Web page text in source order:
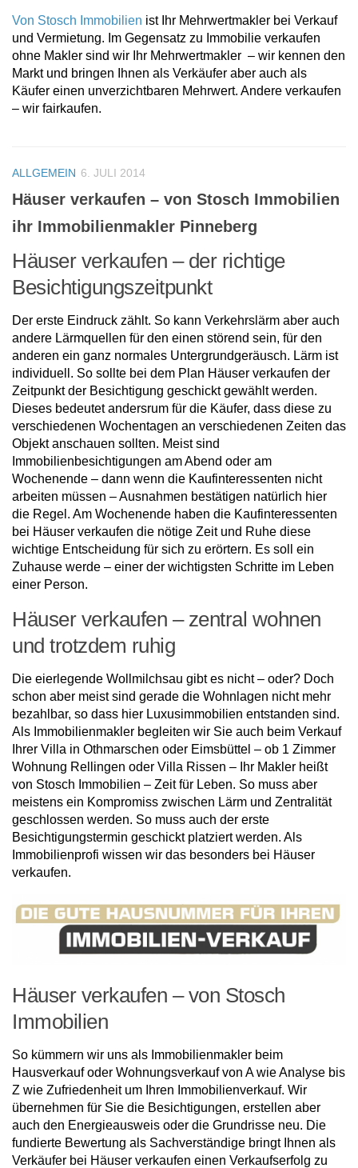
Von Stosch Immobilien ist Ihr Mehrwertmakler bei Verkauf
und Vermietung. Im Gegensatz zu Immobilie verkaufen
ohne Makler sind wir Ihr Mehrwertmakler – wir kennen den
Markt und bringen Ihnen als Verkäufer aber auch als
Käufer einen unverzichtbaren Mehrwert. Andere verkaufen
– wir fairkaufen.
ALLGEMEIN 6. JULI 2014
Häuser verkaufen – von Stosch Immobilien
ihr Immobilienmakler Pinneberg
Häuser verkaufen – der richtige
Besichtigungszeitpunkt
Der erste Eindruck zählt. So kann Verkehrslärm aber auch
andere Lärmquellen für den einen störend sein, für den
anderen ein ganz normales Untergrundgeräusch. Lärm ist
individuell. So sollte bei dem Plan Häuser verkaufen der
Zeitpunkt der Besichtigung geschickt gewählt werden.
Dieses bedeutet andersrum für die Käufer, dass diese zu
verschiedenen Wochentagen an verschiedenen Zeiten das
Objekt anschauen sollten. Meist sind
Immobilienbesichtigungen am Abend oder am
Wochenende – dann wenn die Kaufinteressenten nicht
arbeiten müssen – Ausnahmen bestätigen natürlich hier
die Regel. Am Wochenende haben die Kaufinteressenten
bei Häuser verkaufen die nötige Zeit und Ruhe diese
wichtige Entscheidung für sich zu erörtern. Es soll ein
Zuhause werde – einer der wichtigsten Schritte im Leben
einer Person.
Häuser verkaufen – zentral wohnen
und trotzdem ruhig
Die eierlegende Wollmilchsau gibt es nicht – oder? Doch
schon aber meist sind gerade die Wohnlagen nicht mehr
bezahlbar, so dass hier Luxusimmobilien entstanden sind.
Als Immobilienmakler begleiten wir Sie auch beim Verkauf
Ihrer Villa in Othmarschen oder Eimsbüttel – ob 1 Zimmer
Wohnung Rellingen oder Villa Rissen – Ihr Makler heißt
von Stosch Immobilien – Zeit für Leben. So muss aber
meistens ein Kompromiss zwischen Lärm und Zentralität
geschlossen werden. So muss auch der erste
Besichtigungstermin geschickt platziert werden. Als
Immobilienprofi wissen wir das besonders bei Häuser
verkaufen.
Häuser verkaufen – von Stosch
Immobilien
So kümmern wir uns als Immobilienmakler beim
Hausverkauf oder Wohnungsverkauf von A wie Analyse bis
Z wie Zufriedenheit um Ihren Immobilienverkauf. Wir
übernehmen für Sie die Besichtigungen, erstellen aber
auch den Energieausweis oder die Grundrisse neu. Die
fundierte Bewertung als Sachverständige bringt Ihnen als
Verkäufer bei Häuser verkaufen einen Verkaufserfolg zu